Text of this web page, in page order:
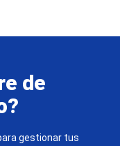
de
gestionar tus